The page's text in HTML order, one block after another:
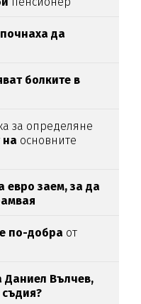
да
болките в
за определяне
на основните
евро заем, за да
по-добра от
Даниел Вълчев,